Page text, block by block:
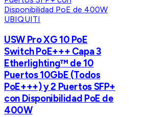
UBIQUITI
USW Pro XG 10 PoE
Switch PoE+++ Capa 3
Etherlighting™ de 10
Puertos 10GbE (Todos
PoE+++) y 2 Puertos SFP+
con Disponibilidad PoE de
400W